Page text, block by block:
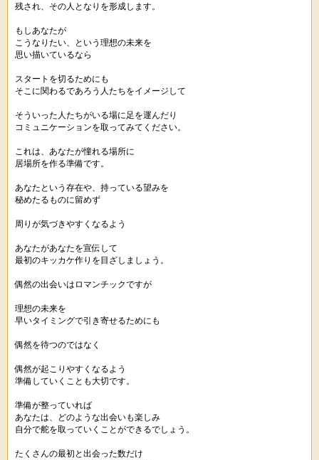
残され、その人となりを形成します。
もしあなたが
こうなりたい、という理想の未来を
思い描いているなら
スタートを切るためにも
そこに関わるであろう人たちをイメージして
そういった人たちがいる場に足を運んだり
コミュニケーションを取ってみてください。
これは、あなたが憧れる場所に
居場所を作る準備です。
あなたという存在や、持っている望みを
秘めたるものに留めず
周りが気づきやすくなるよう
あなたがあなたを宣伝して
最初のキッカケ作りを目ざしましょう。
偶然の出会いはロマンチックですが
理想の未来を
早いタイミングで引き寄せるためにも
偶然を待つのではなく
偶然が起こりやすくなるよう
準備していくことも大切です。
準備が整っていれば
あなたは、どのような出会いも楽しみ
自分で舵を取っていくことができるでしょう。
たくさんの最初と出会った数だけ